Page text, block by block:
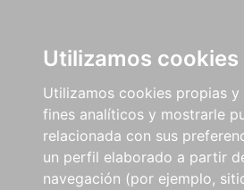
Utilizamos cookies
Utilizamos cookies propias
fines analíticos y mostrarle
relacionada con sus
un perfil elaborado a partir
navegación (por ejemplo,